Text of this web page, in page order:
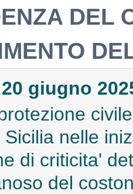
DEL
giugno
nelle
di criticita'
del